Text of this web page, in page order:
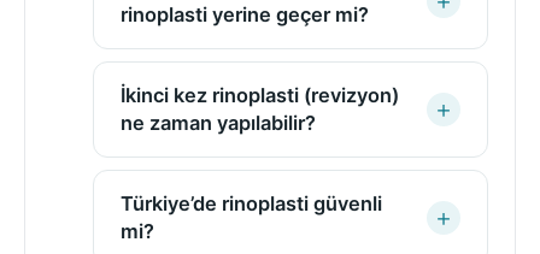
rinoplasti yerine geçer mi?
İkinci kez rinoplasti (revizyon)
ne zaman yapılabilir?
Türkiye’de rinoplasti güvenli
mi?